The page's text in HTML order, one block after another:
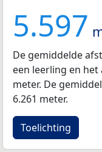
5.597
De gemiddelde
een leerling en het
meter. De
6.261 meter.
Toelichting